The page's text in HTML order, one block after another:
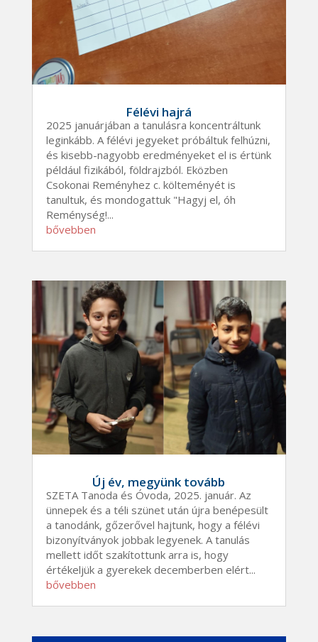
Félévi hajrá
2025 januárjában a tanulásra koncentráltunk
leginkább. A félévi jegyeket próbáltuk felhúzni,
és kisebb-nagyobb eredményeket el is értünk
például fizikából, földrajzból. Eközben
Csokonai Reményhez c. költeményét is
tanultuk, és mondogattuk "Hagyj el, óh
Reménység!...
bővebben
Új év, megyünk tovább
SZETA Tanoda és Óvoda, 2025. január. Az
ünnepek és a téli szünet után újra benépesült
a tanodánk, gőzerővel hajtunk, hogy a félévi
bizonyítványok jobbak legyenek. A tanulás
mellett időt szakítottunk arra is, hogy
értékeljük a gyerekek decemberben elért...
bővebben